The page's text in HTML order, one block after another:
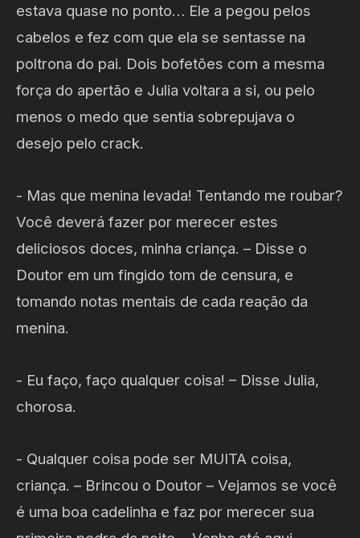
estava quase no ponto… Ele a pegou pelos
cabelos e fez com que ela se sentasse na
poltrona do pai. Dois bofetões com a mesma
força do apertão e Julia voltara a si, ou pelo
menos o medo que sentia sobrepujava o
desejo pelo crack.
- Mas que menina levada! Tentando me roubar?
Você deverá fazer por merecer estes
deliciosos doces, minha criança. – Disse o
Doutor em um fingido tom de censura, e
tomando notas mentais de cada reação da
menina.
- Eu faço, faço qualquer coisa! – Disse Julia,
chorosa.
- Qualquer coisa pode ser MUITA coisa,
criança. – Brincou o Doutor – Vejamos se você
é uma boa cadelinha e faz por merecer sua